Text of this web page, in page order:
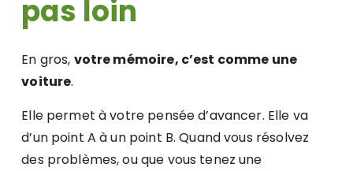
pas loin
En gros, votre mémoire, c’est comme une
voiture.
Elle permet à votre pensée d’avancer. Elle va
d’un point A à un point B. Quand vous résolvez
des problèmes, ou que vous tenez une